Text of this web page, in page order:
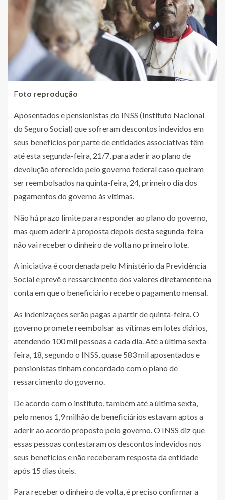
Foto reprodução
Aposentados e pensionistas do INSS (Instituto Nacional
do Seguro Social) que sofreram descontos indevidos em
seus benefícios por parte de entidades associativas têm
até esta segunda-feira, 21/7, para aderir ao plano de
devolução oferecido pelo governo federal caso queiram
ser reembolsados na quinta-feira, 24, primeiro dia dos
pagamentos do governo às vítimas.
Não há prazo limite para responder ao plano do governo,
mas quem aderir à proposta depois desta segunda-feira
não vai receber o dinheiro de volta no primeiro lote.
A iniciativa é coordenada pelo Ministério da Previdência
Social e prevê o ressarcimento dos valores diretamente na
conta em que o beneficiário recebe o pagamento mensal.
As indenizações serão pagas a partir de quinta-feira. O
governo promete reembolsar as vítimas em lotes diários,
atendendo 100 mil pessoas a cada dia. Até a última sexta-
feira, 18, segundo o INSS, quase 583 mil aposentados e
pensionistas tinham concordado com o plano de
ressarcimento do governo.
De acordo com o instituto, também até a última sexta,
pelo menos 1,9 milhão de beneficiários estavam aptos a
aderir ao acordo proposto pelo governo. O INSS diz que
essas pessoas contestaram os descontos indevidos nos
seus benefícios e não receberam resposta da entidade
após 15 dias úteis.
Para receber o dinheiro de volta, é preciso confirmar a